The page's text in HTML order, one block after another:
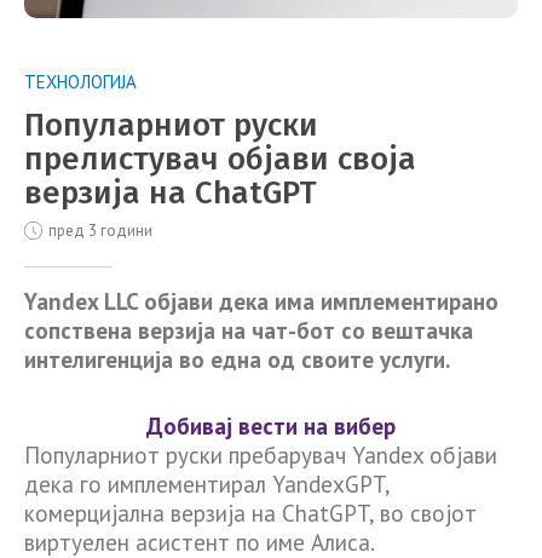
ТЕХНОЛОГИЈА
Популарниот руски
прелистувач објави своја
верзија на ChatGPT
пред 3 години
Yandex LLC објави дека има имплементирано
сопствена верзија на чат-бот со вештачка
интелигенција во една од своите услуги.
Добивај вести на вибер
Популарниот руски пребарувач Yandex објави
дека го имплементирал YandexGPT,
комерцијална верзија на ChatGPT, во својот
виртуелен асистент по име Алиса.